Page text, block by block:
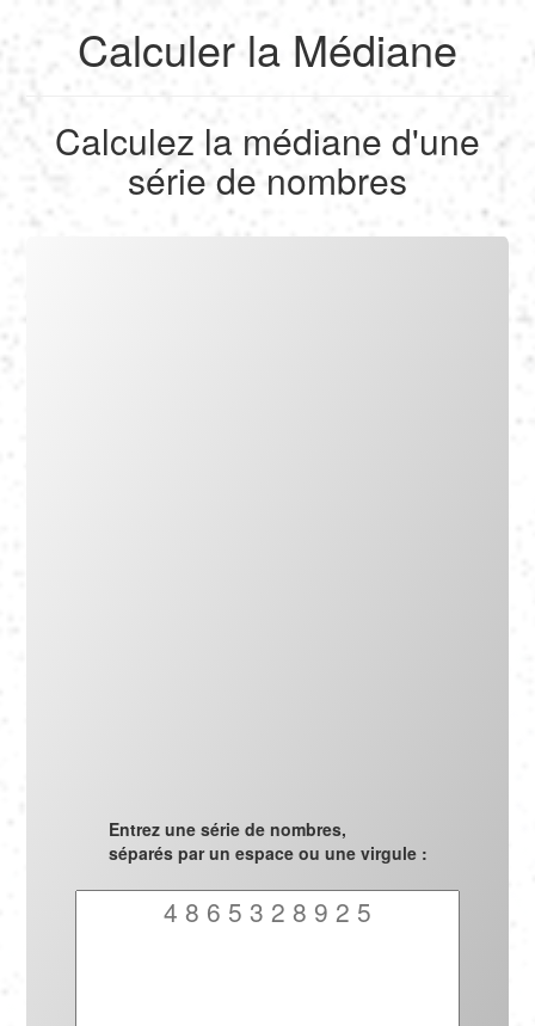
Calculer
English
Français
Deutsch
Calculer la Médiane
Calculez la médiane d'une
série de nombres
Entrez une série de nombres,
séparés par un espace ou une virgule :